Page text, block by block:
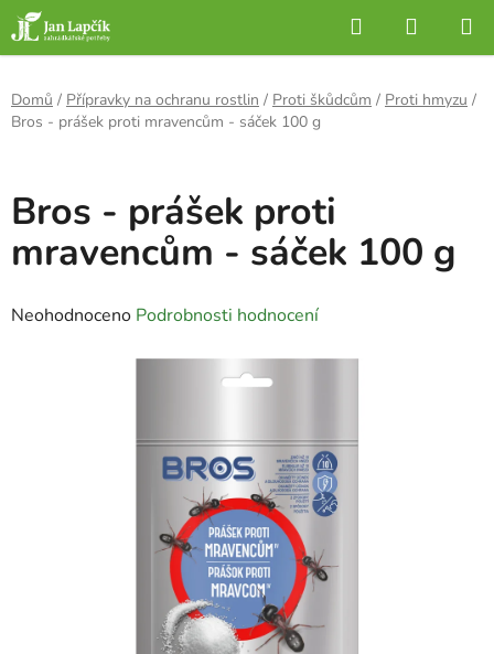
Přejít
na
obsah
Hledat
KOŠÍK
Domů / Přípravky na ochranu rostlin / Proti škůdcům / Proti hmyzu /
Bros - prášek proti mravencům - sáček 100 g
Bros - prášek proti
mravencům - sáček 100 g
Průměrné
Neohodnoceno Podrobnosti hodnocení